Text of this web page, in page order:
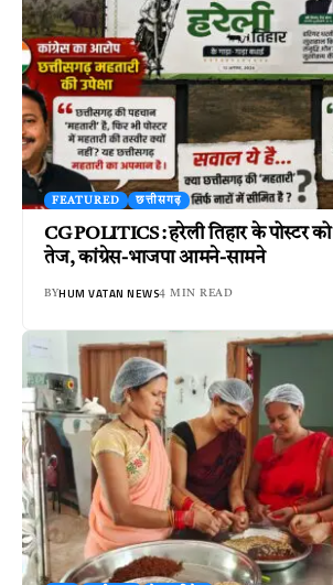
FEATURED छत्तीसगढ़
CG POLITICS : हरेली तिहार के पोस्टर
तेज, कांग्रेस-भाजपा आमने-सामने
BYHUM VATAN NEWS4 MIN READ